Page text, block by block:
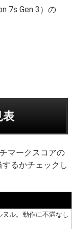
7s Gen 3）の
表
マークスコアの
るかチェックし
ヌル。動作に不満なし